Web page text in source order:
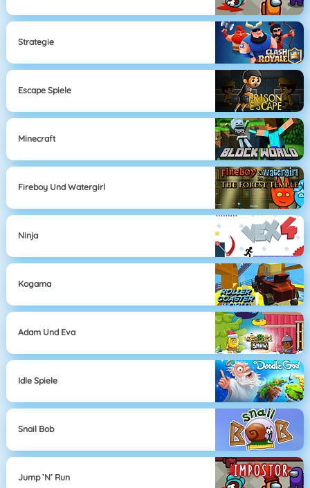
Strategie
Escape Spiele
Minecraft
Fireboy Und Watergirl
Ninja
Kogama
Adam Und Eva
Idle Spiele
Snail Bob
Jump ’n’ Run